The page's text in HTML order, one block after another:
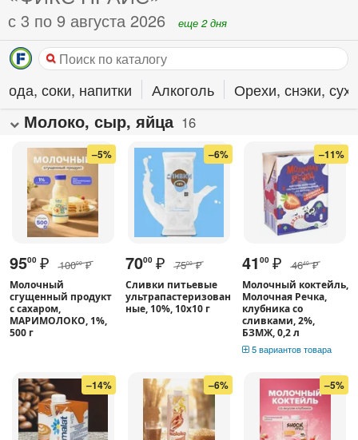
с 3 по 9 августа 2026 еще 2 дня
Вода, соки, напитки Алкоголь Орехи, снэки,
Молоко, сыр, яйца 16
–5%
9500 ₽ 10000 ₽
Молочный
сгущенный продукт
с сахаром,
МАРИМОЛОКО, 1%,
500 г
–6%
7000 ₽ 7500 ₽
Сливки питьевые
ультрапастеризован
ные, 10%, 10х10 г
–11%
41 00 ₽ 4640 ₽
Молочный коктейль,
Молочная Речка,
клубника со
сливками, 2%,
БЗМЖ, 0,2 л
5 вариантов товара
–14% –6% –5%